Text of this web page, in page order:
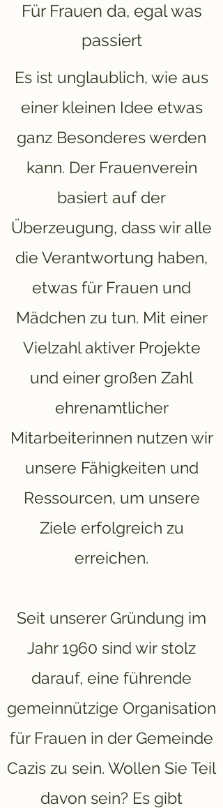
Für Frauen da, egal was
passiert
Es ist unglaublich, wie aus
einer kleinen Idee etwas
ganz Besonderes werden
kann. Der Frauenverein
basiert auf der
Überzeugung, dass wir alle
die Verantwortung haben,
etwas für Frauen und
Mädchen zu tun. Mit einer
Vielzahl aktiver Projekte
und einer großen Zahl
ehrenamtlicher
Mitarbeiterinnen nutzen wir
unsere Fähigkeiten und
Ressourcen, um unsere
Ziele erfolgreich zu
erreichen.
Seit unserer Gründung im
Jahr 1960 sind wir stolz
darauf, eine führende
gemeinnützige Organisation
für Frauen in der Gemeinde
Cazis zu sein. Wollen Sie Teil
davon sein? Es gibt